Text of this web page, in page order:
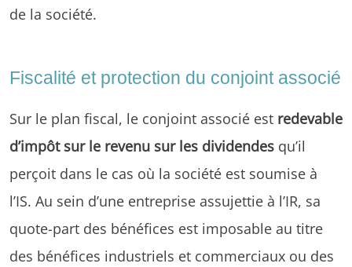
de la société.
Fiscalité et protection du conjoint associé
Sur le plan fiscal, le conjoint associé est redevable
d’impôt sur le revenu sur les dividendes qu’il
perçoit dans le cas où la société est soumise à
l’IS. Au sein d’une entreprise assujettie à l’IR, sa
quote-part des bénéfices est imposable au titre
des bénéfices industriels et commerciaux ou des